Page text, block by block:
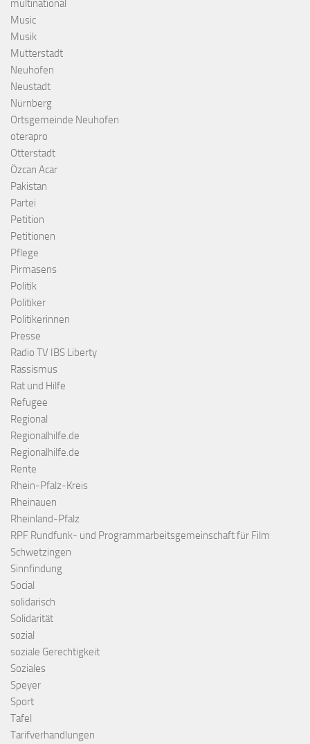
multinational
Music
Musik
Mutterstadt
Neuhofen
Neustadt
Nürnberg
Ortsgemeinde Neuhofen
oterapro
Otterstadt
Özcan Acar
Pakistan
Partei
Petition
Petitionen
Pflege
Pirmasens
Politik
Politiker
Politikerinnen
Presse
Radio TV IBS Liberty
Rassismus
Rat und Hilfe
Refugee
Regional
Regionalhilfe.de
Regionalhilfe.de
Rente
Rhein-Pfalz-Kreis
Rheinauen
Rheinland-Pfalz
RPF Rundfunk- und Programmarbeitsgemeinschaft für Film
Schwetzingen
Sinnfindung
Social
solidarisch
Solidarität
sozial
soziale Gerechtigkeit
Soziales
Speyer
Sport
Tafel
Tarifverhandlungen